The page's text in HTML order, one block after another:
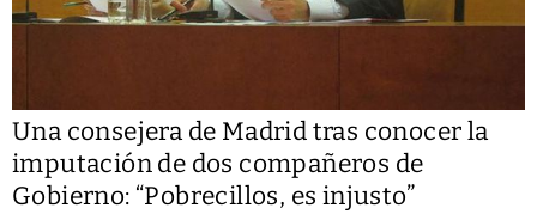
Una consejera de Madrid tras conocer la
imputación de dos compañeros de
Gobierno: “Pobrecillos, es injusto”